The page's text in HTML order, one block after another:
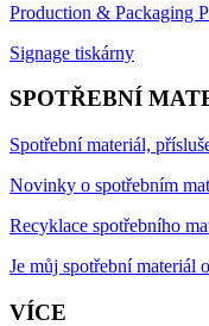
Production & Packaging
Signage tiskárny
SPOTŘEBNÍ
Spotřební materiál,
Novinky o spotřebním
Recyklace spotřebního
Je můj spotřební materiál
VÍCE